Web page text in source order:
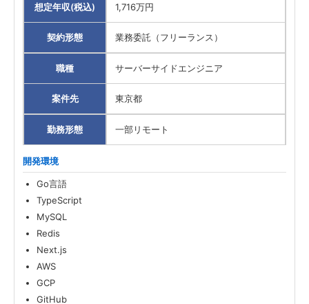
想定年収(税込) 1,716万円
契約形態 業務委託（フリーランス）
職種 サーバーサイドエンジニア
案件先 東京都
勤務形態 一部リモート
開発環境
Go言語
TypeScript
MySQL
Redis
Next.js
AWS
GCP
GitHub